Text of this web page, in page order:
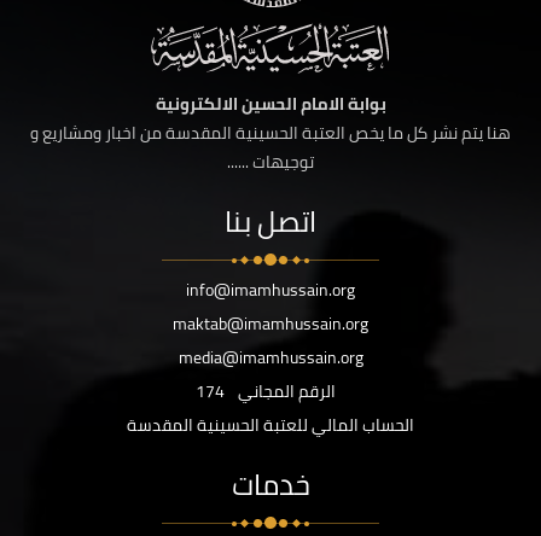
بوابة الامام الحسين الالكترونية
هنا يتم نشر كل ما يخص العتبة الحسينية المقدسة من اخبار ومشاريع و
توجيهات ......
اتصل بنا
info@imamhussain.org
maktab@imamhussain.org
media@imamhussain.org
الرقم المجاني 174
الحساب المالي للعتبة الحسينية المقدسة
خدمات